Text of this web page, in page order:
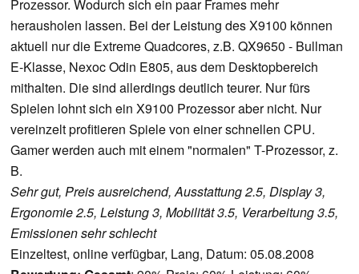
Prozessor. Wodurch sich ein paar Frames mehr
herausholen lassen. Bei der Leistung des X9100 können
aktuell nur die Extreme Quadcores, z.B. QX9650 - Bullman
E-Klasse, Nexoc Odin E805, aus dem Desktopbereich
mithalten. Die sind allerdings deutlich teurer. Nur fürs
Spielen lohnt sich ein X9100 Prozessor aber nicht. Nur
vereinzelt profitieren Spiele von einer schnellen CPU.
Gamer werden auch mit einem "normalen" T-Prozessor, z.
B.
Sehr gut, Preis ausreichend, Ausstattung 2.5, Display 3,
Ergonomie 2.5, Leistung 3, Mobilität 3.5, Verarbeitung 3.5,
Emissionen sehr schlecht
Einzeltest, online verfügbar, Lang, Datum: 05.08.2008